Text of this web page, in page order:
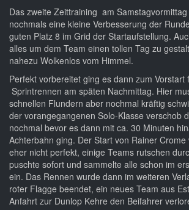
Das zweite Zeittraining am
nochmals eine kleine Verbesserung der
guten Platz 8 im Grid der Startaufstellung.
alles um dem Team einen tollen Tag zu
nahezu Wolkenlos vom Himmel.
Perfekt vorbereitet ging es dann zum Vorstart
Sprintrennen am späten Nachmittag. Hier
schnellen Flundern aber nochmal kräftig
der vorangegangenen Solo-Klasse verschob
nochmal bevor es dann mit ca. 30 Minuten
Achterbahn ging. Der Start von Rainer
eher nicht perfekt, einige Teams rutschen
puschte sofort und sammelte alle schon im
ein. Das Rennen wurde dann im weiteren
roter Flagge beendet, ein neues Team aus
Anfahrt zur Dunlop Kehre den Beifahrer